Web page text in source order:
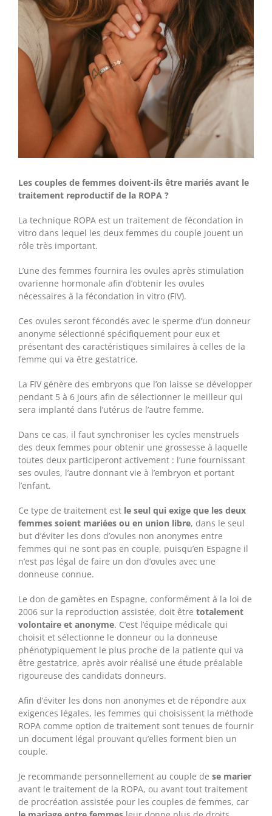
Les couples de femmes doivent-ils être mariés avant le
traitement reproductif de la ROPA ?
La technique ROPA est un traitement de fécondation in
vitro dans lequel les deux femmes du couple jouent un
rôle très important.
L’une des femmes fournira les ovules après stimulation
ovarienne hormonale afin d’obtenir les ovules
nécessaires à la fécondation in vitro (FIV).
Ces ovules seront fécondés avec le sperme d’un donneur
anonyme sélectionné spécifiquement pour eux et
présentant des caractéristiques similaires à celles de la
femme qui va être gestatrice.
La FIV génère des embryons que l’on laisse se développer
pendant 5 à 6 jours afin de sélectionner le meilleur qui
sera implanté dans l’utérus de l’autre femme.
Dans ce cas, il faut synchroniser les cycles menstruels
des deux femmes pour obtenir une grossesse à laquelle
toutes deux participeront activement : l’une fournissant
ses ovules, l’autre donnant vie à l’embryon et portant
l’enfant.
Ce type de traitement est le seul qui exige que les deux
femmes soient mariées ou en union libre, dans le seul
but d’éviter les dons d’ovules non anonymes entre
femmes qui ne sont pas en couple, puisqu’en Espagne il
n’est pas légal de faire un don d’ovules avec une
donneuse connue.
Le don de gamètes en Espagne, conformément à la loi de
2006 sur la reproduction assistée, doit être totalement
volontaire et anonyme. C’est l’équipe médicale qui
choisit et sélectionne le donneur ou la donneuse
phénotypiquement le plus proche de la patiente qui va
être gestatrice, après avoir réalisé une étude préalable
rigoureuse des candidats donneurs.
Afin d’éviter les dons non anonymes et de répondre aux
exigences légales, les femmes qui choisissent la méthode
ROPA comme option de traitement sont tenues de fournir
un document légal prouvant qu’elles forment bien un
couple.
Je recommande personnellement au couple de se marier
avant le traitement de la ROPA, ou avant tout traitement
de procréation assistée pour les couples de femmes, car